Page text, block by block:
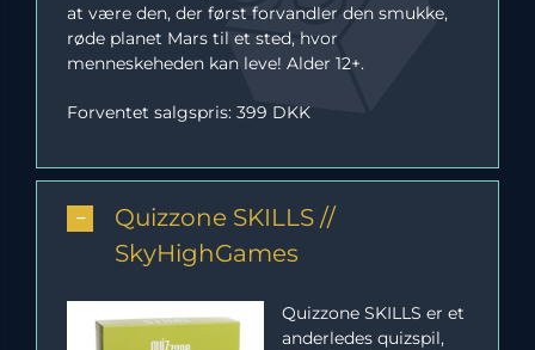
at være den, der først forvandler den smukke,
røde planet Mars til et sted, hvor
menneskeheden kan leve! Alder 12+.
Forventet salgspris: 399 DKK
Quizzone SKILLS //
SkyHighGames
Quizzone SKILLS er et
anderledes quizspil,